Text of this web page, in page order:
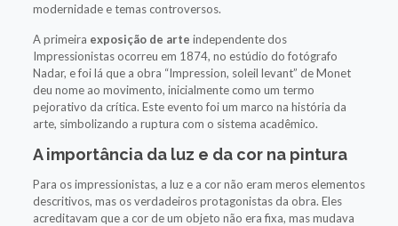
modernidade e temas controversos.
A primeira exposição de arte independente dos
Impressionistas ocorreu em 1874, no estúdio do fotógrafo
Nadar, e foi lá que a obra “Impression, soleil levant” de Monet
deu nome ao movimento, inicialmente como um termo
pejorativo da crítica. Este evento foi um marco na história da
arte, simbolizando a ruptura com o sistema acadêmico.
A importância da luz e da cor na pintura
Para os impressionistas, a luz e a cor não eram meros elementos
descritivos, mas os verdadeiros protagonistas da obra. Eles
acreditavam que a cor de um objeto não era fixa, mas mudava